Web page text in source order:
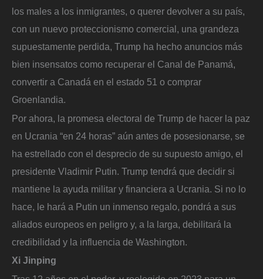
los males a los inmigrantes, o querer devolver a su país,
con un nuevo proteccionismo comercial, una grandeza
supuestamente perdida, Trump ha hecho anuncios más
bien insensatos como recuperar el Canal de Panamá,
convertir a Canadá en el estado 51 o comprar
Groenlandia.
Por ahora, la promesa electoral de Trump de hacer la paz
en Ucrania “en 24 horas” aún antes de posesionarse, se
ha estrellado con el desprecio de su supuesto amigo, el
presidente Vladimir Putin. Trump tendrá que decidir si
mantiene la ayuda militar y financiera a Ucrania. Si no lo
hace, le hará a Putin un inmenso regalo, pondrá a sus
aliados europeos en peligro y, a la larga, debilitará la
credibilidad y la influencia de Washington.
Xi Jinping